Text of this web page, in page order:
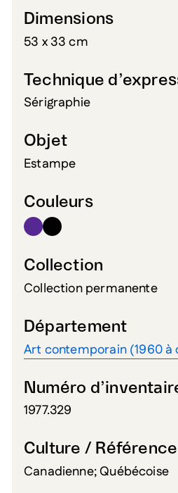
Dimensions
53 x 33 cm
Technique
Sérigraphie
Objet
Estampe
Couleurs
Collection
Collection permanente
Département
Art contemporain (1960 à
Numéro
1977.329
Culture /
Canadienne; Québécoise